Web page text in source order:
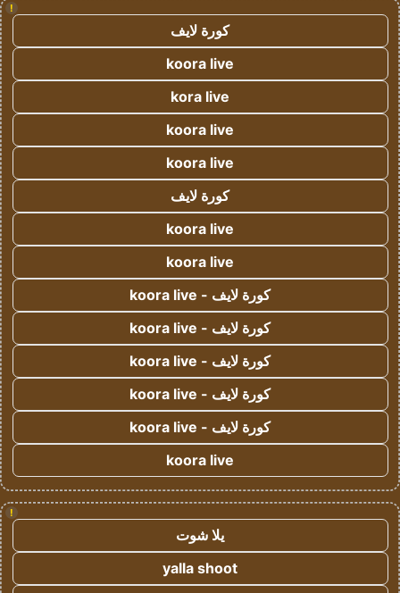
!
كورة لايف
koora live
kora live
koora live
koora live
كورة لايف
koora live
koora live
كورة لايف - koora live
كورة لايف - koora live
كورة لايف - koora live
كورة لايف - koora live
كورة لايف - koora live
koora live
!
يلا شوت
yalla shoot